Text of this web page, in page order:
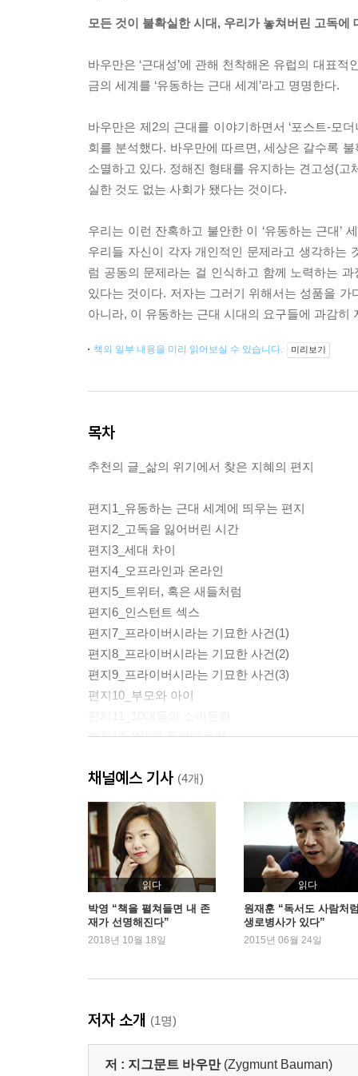
모든 것이 불확실한 시대, 우리가 놓쳐버린 고독에
바우만은 ‘근대성’에 관해 천착해온 유럽의 대표
금의 세계를 ‘유동하는 근대 세계’라고 명명한다.
바우만은 제2의 근대를 이야기하면서 ‘포스트-모
회를 분석했다. 바우만에 따르면, 세상은 갈수록
소멸하고 있다. 정해진 형태를 유지하는 견고성(
실한 것도 없는 사회가 됐다는 것이다.
우리는 이런 잔혹하고 불안한 이 ‘유동하는 근대’
우리들 자신이 각자 개인적인 문제라고 생각하는
럼 공동의 문제라는 걸 인식하고 함께 노력하는
있다는 것이다. 저자는 그러기 위해서는 성품을
아니라, 이 유동하는 근대 시대의 요구들에 과감
책의 일부 내용을 미리 읽어보실 수 있습니다. 미리보기
목차
추천의 글_삶의 위기에서 찾은 지혜의 편지
편지1_유동하는 근대 세계에 띄우는 편지
편지2_고독을 잃어버린 시간
편지3_세대 차이
편지4_오프라인과 온라인
편지5_트위터, 혹은 새들처럼
편지6_인스턴트 섹스
편지7_프라이버시라는 기묘한 사건(1)
편지8_프라이버시라는 기묘한 사건(2)
편지9_프라이버시라는 기묘한 사건(3)
편지10_부모와 아이
편지12_Y세대 들여다보기
편지14_아이가 아닌 아이
편지15_속눈썹 감모증
편지16_유행에 관하여
편지17_쇼핑하라!
편지18_문화 엘리트에게 무슨 일이 있었나
편지19_질병 권하는 사회
편지20_신종 플루 공포
편지21_건강 불평등
편지22_불평등이라는 시한폭탄
편지26_새해 소망
편지27_예측할 수 없는 것을 예측하기
편지28_계산할 수 없는 것을 계산하기
채널예스 기사 (4개)
읽다
박영 “책을 펼쳐들면 내 존
재가 선명해진다”
2018년 10월 18일
읽다
원재훈 “독서도 사람처
생로병사가 있다”
2015년 06월 24일
저자 소개 (1명)
저 : 지그문트 바우만 (Zygmunt Bauman)